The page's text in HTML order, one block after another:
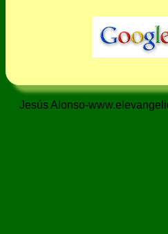
Jesús Alonso-